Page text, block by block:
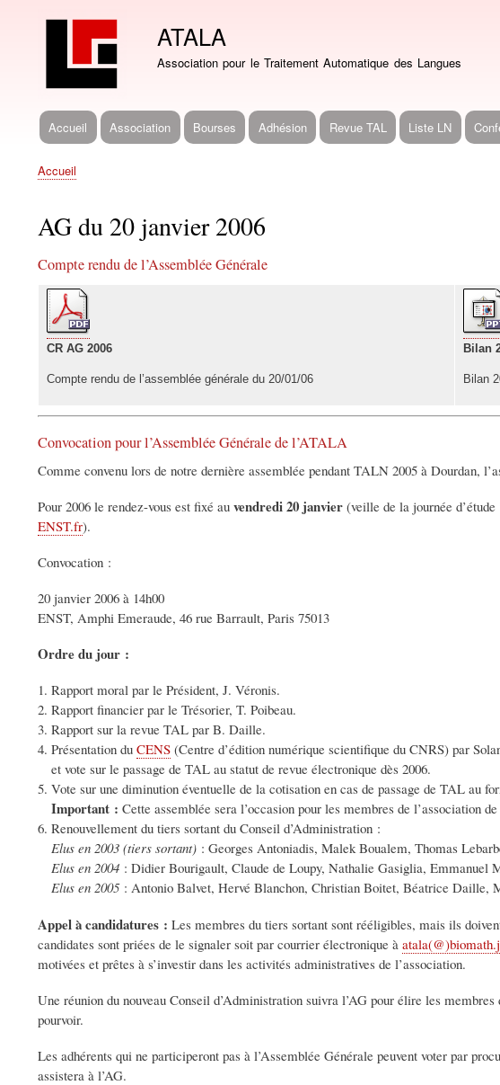
ATALA
Association pour le Traitement Automatique des Langues
Navigation
Accueil Association Bourses Adhésion Revue TAL Liste LN
Fil
Accueil
AG du 20 janvier 2006
Compte rendu de l’Assemblée Générale
CR AG 2006
Compte rendu de l’assemblée générale du 20/01/06
Bilan
Bilan
Convocation pour l’Assemblée Générale de l’ATALA
Comme convenu lors de notre dernière assemblée pendant TALN 2005 à Dourdan,
Pour 2006 le rendez-vous est fixé au vendredi 20 janvier (veille de la journée
ENST.fr).
Convocation :
20 janvier 2006 à 14h00
ENST, Amphi Emeraude, 46 rue Barrault, Paris 75013
Ordre du jour :
Rapport moral par le Président, J. Véronis.
Rapport financier par le Trésorier, T. Poibeau.
Rapport sur la revue TAL par B. Daille.
Présentation du CENS (Centre d’édition numérique scientifique du CNRS) par
et vote sur le passage de TAL au statut de revue électronique dès 2006.
Vote sur une diminution éventuelle de la cotisation en cas de passage de TAL au
Important : Cette assemblée sera l’occasion pour les membres de l’association
Renouvellement du tiers sortant du Conseil d’Administration :
Elus en 2003 (tiers sortant) : Georges Antoniadis, Malek Boualem, Thomas
Elus en 2004 : Didier Bourigault, Claude de Loupy, Nathalie Gasiglia, Emmanuel
Elus en 2005: Antonio Balvet, Hervé Blanchon, Christian Boitet, Béatrice Daille,
Appel à candidatures : Les membres du tiers sortant sont rééligibles, mais ils
candidates sont priées de le signaler soit par courrier électronique à
motivées et prêtes à s’investir dans les activités administratives de l’association.
Une réunion du nouveau Conseil d’Administration suivra l’AG pour élire les
pourvoir.
Les adhérents qui ne participeront pas à l’Assemblée Générale peuvent voter par
assistera à l’AG.